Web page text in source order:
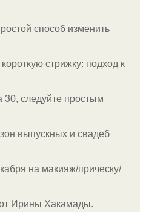
способ изменить
стрижку: подход к
30, следуйте простым
выпускных и свадеб
на макияж/прическу/
Ирины Хакамады.